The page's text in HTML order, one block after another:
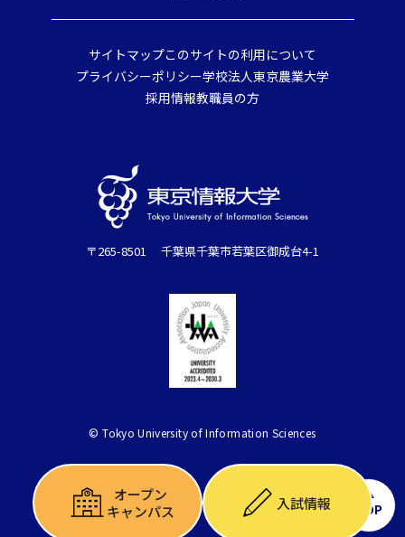
TOP
〒265-8501 千葉県千葉市若葉区御成台4-1
サイトマップこのサイトの利用について
プライバシーポリシー学校法人東京農業大学
採用情報教職員の方
© Tokyo University of Information Sciences
オープン
キャンパス
入試情報